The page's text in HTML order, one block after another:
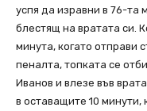
успя да изравни в 76-та
блестящ на вратата си.
минута, когато отправи
пеналта, топката се
Иванов и влезе във
в оставащите 10 минути,